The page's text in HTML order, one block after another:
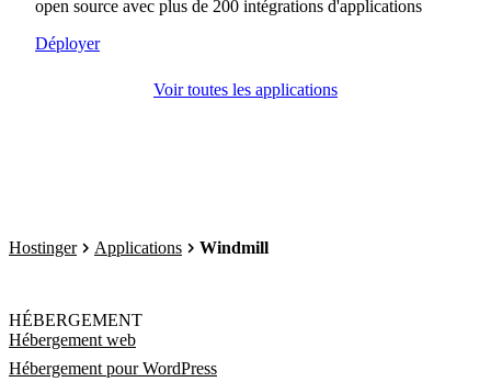
open source avec plus de 200 intégrations d'applications
Déployer
Voir toutes les applications
Hostinger Applications Windmill
HÉBERGEMENT
Hébergement web
Hébergement pour WordPress